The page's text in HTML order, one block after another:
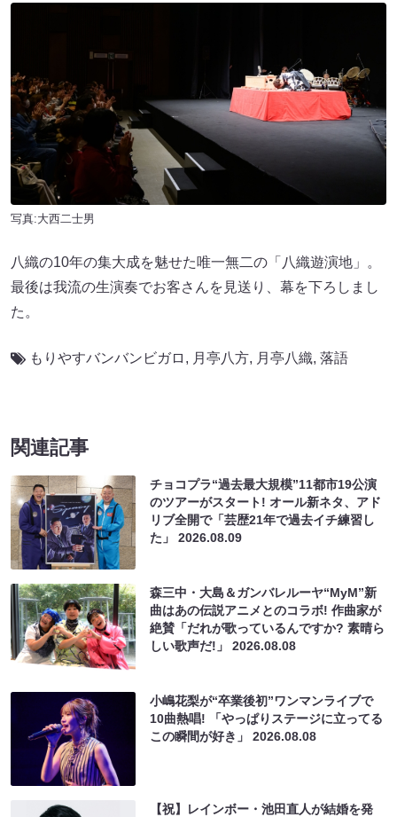
写真:大西二士男
八織の10年の集大成を魅せた唯一無二の「八織遊演地」。
最後は我流の生演奏でお客さんを見送り、幕を下ろしまし
た。
もりやすバンバンビガロ , 月亭八方, 月亭八織, 落語
関連記事
チョコプラ“過去最大規模”11都市19公演
のツアーがスタート! オール新ネタ、アド
リブ全開で「芸歴21年で過去イチ練習し
た」2026.08.09
森三中・大島＆ガンバレルーヤ“MyM”新
曲はあの伝説アニメとのコラボ! 作曲家が
絶賛「だれが歌っているんですか? 素晴ら
しい歌声だ!」2026.08.08
小嶋花梨が“卒業後初”ワンマンライブで
10曲熱唱! 「やっぱりステージに立ってる
この瞬間が好き」2026.08.08
【祝】レインボー・池田直人が結婚を発